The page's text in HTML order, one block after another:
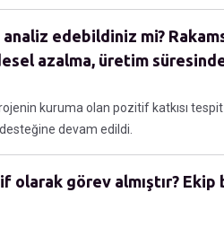
analiz edebildiniz mi?
azalma, üretim
kuruma olan pozitif katkısı
devam edildi.
görev almıştır? Ekip